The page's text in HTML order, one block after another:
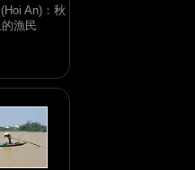
An)：秋
漁民